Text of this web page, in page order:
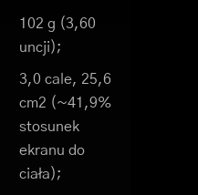
102 g (3,60
uncji);
3,0 cale, 25,6
cm2 (~41,9%
stosunek
ekranu do
ciała);